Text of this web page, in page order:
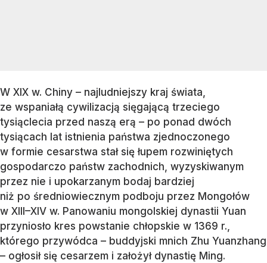
W XIX w. Chiny – najludniejszy kraj świata,
ze wspaniałą cywilizacją sięgającą trzeciego
tysiąclecia przed naszą erą – po ponad dwóch
tysiącach lat istnienia państwa zjednoczonego
w formie cesarstwa stał się łupem rozwiniętych
gospodarczo państw zachodnich, wyzyskiwanym
przez nie i upokarzanym bodaj bardziej
niż po średniowiecznym podboju przez Mongołów
w XIII–XIV w. Panowaniu mongolskiej dynastii Yuan
przyniosło kres powstanie chłopskie w 1369 r.,
którego przywódca – buddyjski mnich Zhu Yuanzhang
– ogłosił się cesarzem i założył dynastię Ming.